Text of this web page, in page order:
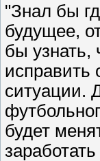
"Знал бы
будущее,
бы узнать,
исправить
ситуации.
будет